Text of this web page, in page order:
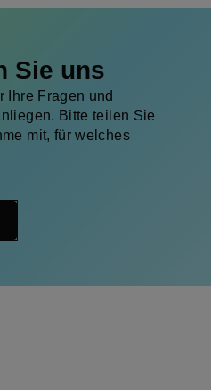
Sie uns
Ihre Fragen und
Bitte teilen Sie
mit, für welches